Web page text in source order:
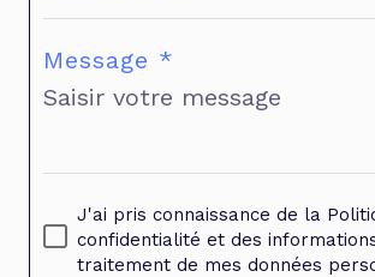
Message *
J'ai pris connaissance de la
confidentialité et des
traitement de mes données